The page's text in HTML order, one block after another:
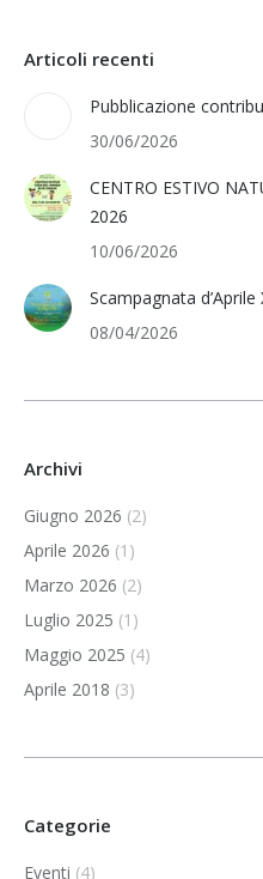
Articoli recenti
Pubblicazione
30/06/2026
CENTRO ESTIVO
2026
10/06/2026
Scampagnata
08/04/2026
Archivi
Giugno 2026 (2)
Aprile 2026 (1)
Marzo 2026 (2)
Luglio 2025 (1)
Maggio 2025 (4)
Aprile 2018 (3)
Categorie
Eventi (4)